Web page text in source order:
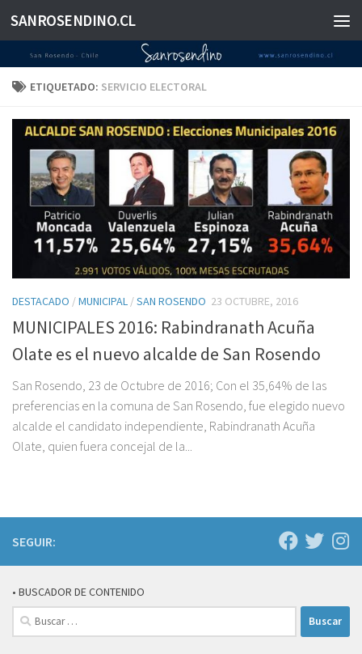
Saltar al contenido
SANROSENDINO.CL
ETIQUETADO: SERVICIO ELECTORAL
DESTACADO /MUNICIPAL /SAN ROSENDO 23 OCTUBRE, 2016
MUNICIPALES 2016: Rabindranath Acuña
Olate es el nuevo alcalde de San Rosendo
San Rosendo, 23 de Octubre de 2016; Con el 35,64% de las
preferencias en la comuna de San Rosendo, fue elegido nuevo
alcalde el candidato independiente, Rabindranath Acuña
Olate, quien fuera concejal de la...
SEGUIR:
• BUSCADOR DE CONTENIDO
Buscar: